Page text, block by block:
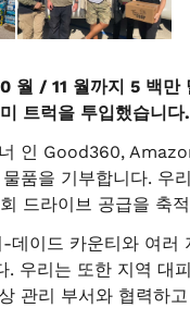
월 / 11 월까지 5 백만
미 트럭을 투입했습니다.
인 Good360,
품을 기부합니다. 우
드라이브 공급을 축
데이드 카운티와 여러
. 우리는 또한 지역 대
관리 부서와 협력하